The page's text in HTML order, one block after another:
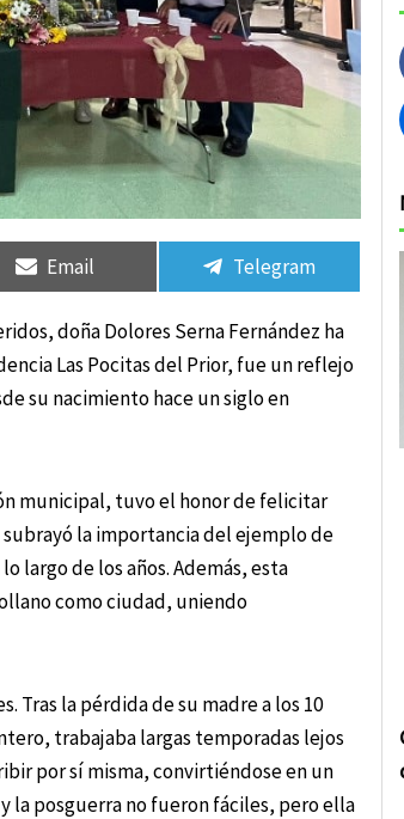
Compartir
en
Email
Compartir
en
Telegram
doña Dolores Serna Fernández ha
Las Pocitas del Prior, fue un reflejo
su nacimiento hace un siglo en
municipal, tuvo el honor de felicitar
la importancia del ejemplo de
largo de los años. Además, esta
como ciudad, uniendo
Tras la pérdida de su madre a los 10
trabajaba largas temporadas lejos
por sí misma, convirtiéndose en un
la posguerra no fueron fáciles, pero ella
Compartir
en
Compartir
en